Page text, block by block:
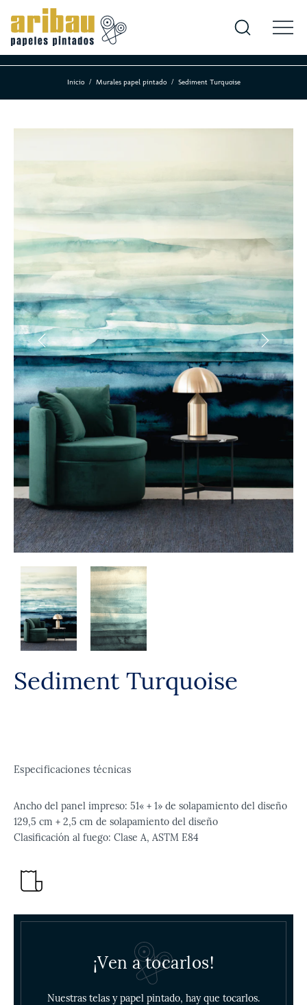
Inicio Murales papel pintado Sediment Turquoise
Sediment Turquoise
Especificaciones técnicas
Ancho del panel impreso: 51« + 1» de solapamiento del diseño
129,5 cm + 2,5 cm de solapamiento del diseño
Clasificación al fuego: Clase A, ASTM E84
¡Ven a tocarlos!
Nuestras telas y papel pintado, hay que tocarlos.